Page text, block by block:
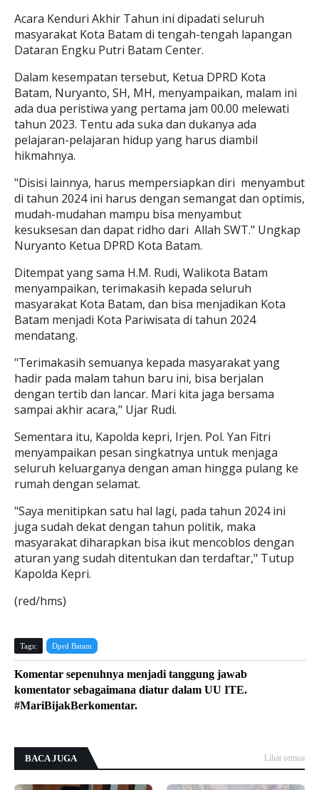
Acara Kenduri Akhir Tahun ini dipadati seluruh
masyarakat Kota Batam di tengah-tengah lapangan
Dataran Engku Putri Batam Center.
Dalam kesempatan tersebut, Ketua DPRD Kota
Batam, Nuryanto, SH, MH, menyampaikan, malam ini
ada dua peristiwa yang pertama jam 00.00 melewati
tahun 2023. Tentu ada suka dan dukanya ada
pelajaran-pelajaran hidup yang harus diambil
hikmahnya.
"Disisi lainnya, harus mempersiapkan diri menyambut
di tahun 2024 ini harus dengan semangat dan optimis,
mudah-mudahan mampu bisa menyambut
kesuksesan dan dapat ridho dari Allah SWT." Ungkap
Nuryanto Ketua DPRD Kota Batam.
Ditempat yang sama H.M. Rudi, Walikota Batam
menyampaikan, terimakasih kepada seluruh
masyarakat Kota Batam, dan bisa menjadikan Kota
Batam menjadi Kota Pariwisata di tahun 2024
mendatang.
"Terimakasih semuanya kepada masyarakat yang
hadir pada malam tahun baru ini, bisa berjalan
dengan tertib dan lancar. Mari kita jaga bersama
sampai akhir acara," Ujar Rudi.
Sementara itu, Kapolda kepri, Irjen. Pol. Yan Fitri
menyampaikan pesan singkatnya untuk menjaga
seluruh keluarganya dengan aman hingga pulang ke
rumah dengan selamat.
"Saya menitipkan satu hal lagi, pada tahun 2024 ini
juga sudah dekat dengan tahun politik, maka
masyarakat diharapkan bisa ikut mencoblos dengan
aturan yang sudah ditentukan dan terdaftar," Tutup
Kapolda Kepri.
(red/hms)
Tags: Dprd Batam
Komentar sepenuhnya menjadi tanggung jawab
komentator sebagaimana diatur dalam UU ITE.
#MariBijakBerkomentar.
BACA JUGA Lihat semua